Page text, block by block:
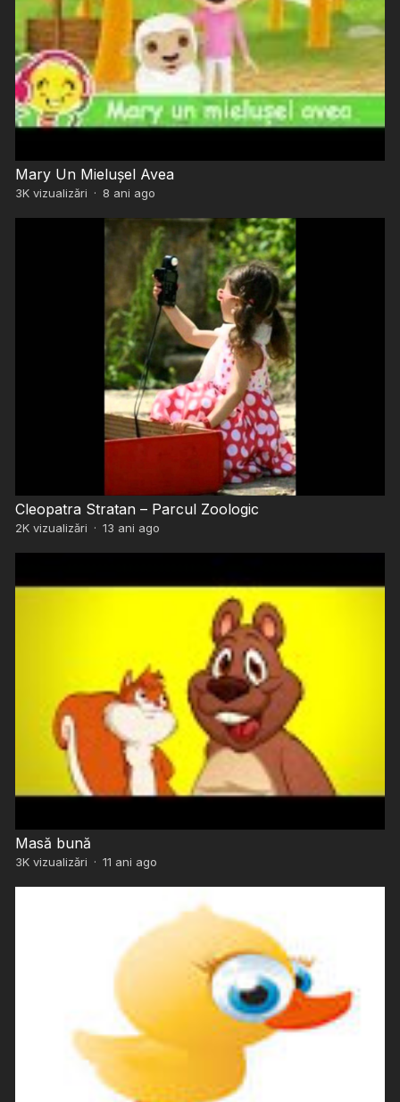
Mary Un Mielușel Avea
3Kvizualizări · 8 ani ago
Cleopatra Stratan – Parcul Zoologic
2Kvizualizări · 13 ani ago
Masă bună
3Kvizualizări · 11 ani ago